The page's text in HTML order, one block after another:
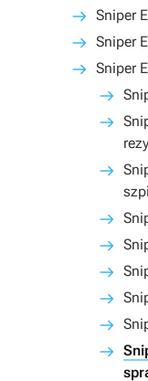
Sniper
Sniper
Sniper